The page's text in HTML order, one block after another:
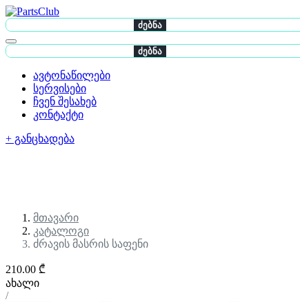
ძებნა
ძებნა
ავტონაწილები
სერვისები
ჩვენ შესახებ
კონტაქტი
+ განცხადება
მთავარი
კატალოგი
ძრავის მასრის საფენი
210.00 ₾
ახალი
/